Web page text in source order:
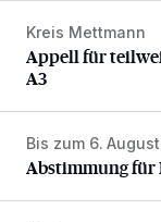
Appell für
Kreis Mettmann
Appell für
A3
Abstimmung für
Bis zum 6. August
Abstimmung für